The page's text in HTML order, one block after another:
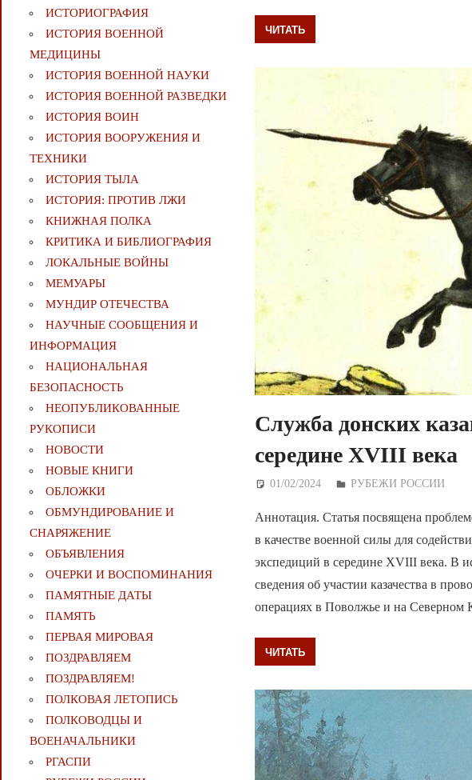
ЧИТАТЬ
Служба донских
середине XVIII века
01/02/2024 Дежурный по Редакции
РУБЕЖИ РОССИИ
Аннотация. Статья посвящена
в качестве военной силы для
экспедиций в середине XVIII века. В
сведения об участии казачества в
операциях в Поволжье и на Северном
ЧИТАТЬ
ИСТОРИОГРАФИЯ
ИСТОРИЯ ВОЕННОЙ
МЕДИЦИНЫ
ИСТОРИЯ ВОЕННОЙ НАУКИ
ИСТОРИЯ ВОЕННОЙ РАЗВЕДКИ
ИСТОРИЯ ВОИН
ИСТОРИЯ ВООРУЖЕНИЯ И
ТЕХНИКИ
ИСТОРИЯ ТЫЛА
ИСТОРИЯ: ПРОТИВ ЛЖИ
КНИЖНАЯ ПОЛКА
КРИТИКА И БИБЛИОГРАФИЯ
ЛОКАЛЬНЫЕ ВОЙНЫ
МЕМУАРЫ
МУНДИР ОТЕЧЕСТВА
НАУЧНЫЕ СООБЩЕНИЯ И
ИНФОРМАЦИЯ
НАЦИОНАЛЬНАЯ
БЕЗОПАСНОСТЬ
НЕОПУБЛИКОВАННЫЕ
РУКОПИСИ
НОВОСТИ
НОВЫЕ КНИГИ
ОБЛОЖКИ
ОБМУНДИРОВАНИЕ И
СНАРЯЖЕНИЕ
ОБЪЯВЛЕНИЯ
ОЧЕРКИ И ВОСПОМИНАНИЯ
ПАМЯТНЫЕ ДАТЫ
ПАМЯТЬ
ПЕРВАЯ МИРОВАЯ
ПОЗДРАВЛЯЕМ
ПОЗДРАВЛЯЕМ!
ПОЛКОВАЯ ЛЕТОПИСЬ
ПОЛКОВОДЦЫ И
ВОЕНАЧАЛЬНИКИ
РГАСПИ